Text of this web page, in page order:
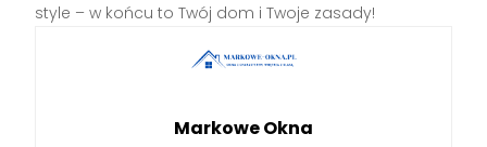
style – w końcu to Twój dom i Twoje zasady!
Markowe Okna